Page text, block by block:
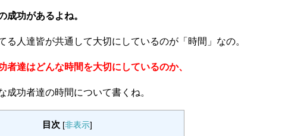
成功があるよね。
る人達皆が共通して大切にしているのが「時間」なの。
者達はどんな時間を大切にしているのか、
成功者達の時間について書くね。
目次 [非表示]